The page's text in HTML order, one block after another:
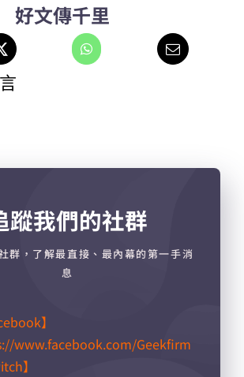
好文傳千里
蹤我們的社群
群，了解最直接、最內幕的第一手消
息
】
www.facebook.com/Geekfirm
】